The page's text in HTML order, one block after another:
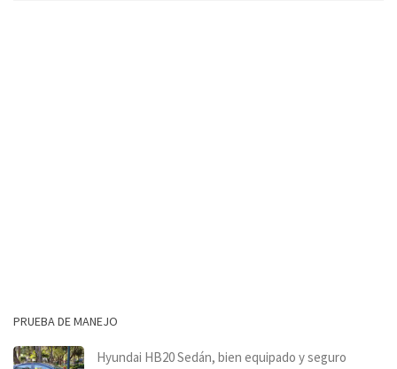
PRUEBA DE MANEJO
Hyundai HB20 Sedán, bien equipado y seguro